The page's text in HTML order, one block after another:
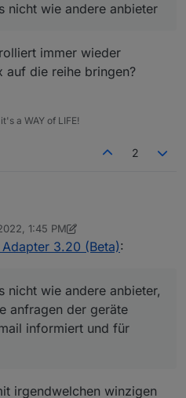
nicht wie andere anbieter
immer wieder
auf die reihe bringen?
a WAY of LIFE!
2
es nicht wie andere anbieter,
anfragen der geräte
1:45 PM
Oct 29, 2022, 4:05 PM
3.20 (Beta):
nicht wie andere anbieter,
anfragen der geräte
informiert und für
irgendwelchen winzigen